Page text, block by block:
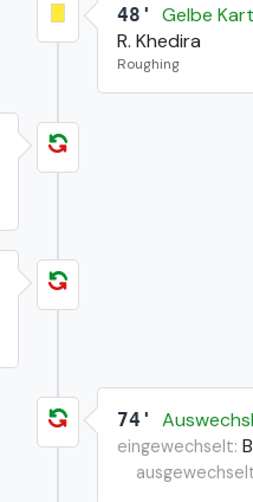
48'
Gelbe
R. Khedira
Roughing
74'
eingewechselt: